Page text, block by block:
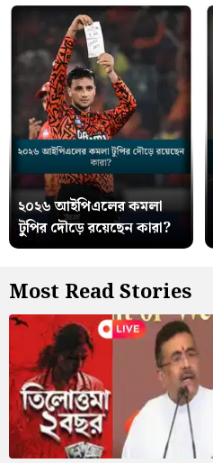
২০২৬ আইপিএলের কমলা
টুপির দৌড়ে রয়েছেন কারা?
Most Read Stories